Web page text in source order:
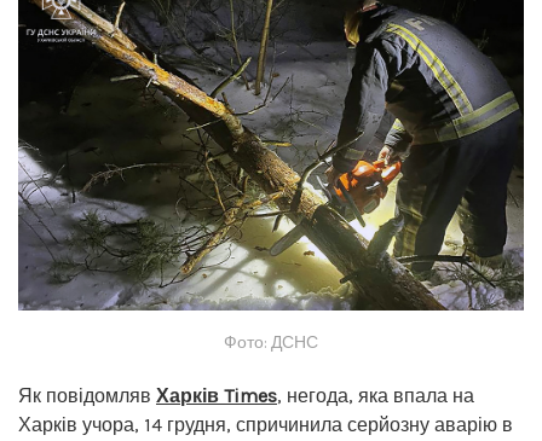
Фото: ДСНС
Як повідомляв Харків Times, негода, яка впала на
Харків учора, 14 грудня, спричинила серйозну аварію в